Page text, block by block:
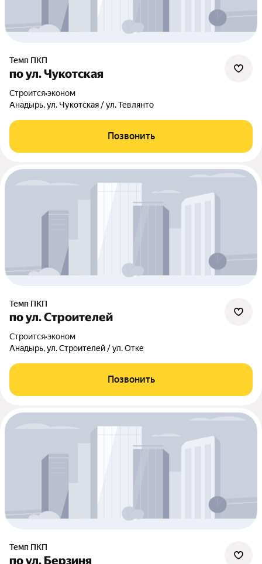
Темп ПКП
по ул. Чукотская
Строится•эконом
Анадырь, ул. Чукотская / ул. Тевлянто
Позвонить
Темп ПКП
по ул. Строителей
Строится•эконом
Анадырь, ул. Строителей / ул. Отке
Позвонить
Темп ПКП
по ул. Берзиня